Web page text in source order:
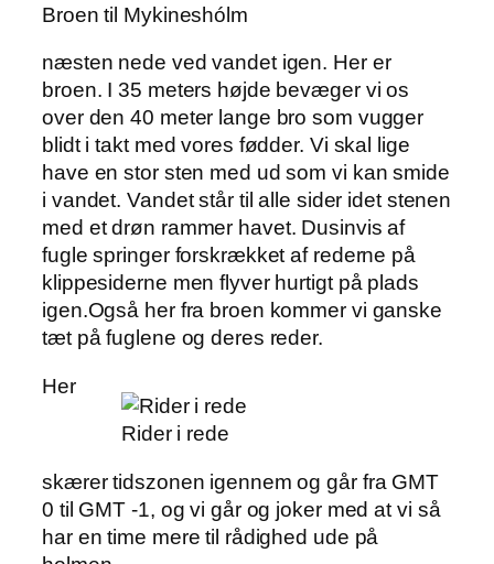
Broen til Mykineshólm
næsten nede ved vandet igen. Her er
broen. I 35 meters højde bevæger vi os
over den 40 meter lange bro som vugger
blidt i takt med vores fødder. Vi skal lige
have en stor sten med ud som vi kan smide
i vandet. Vandet står til alle sider idet stenen
med et drøn rammer havet. Dusinvis af
fugle springer forskrækket af rederne på
klippesiderne men flyver hurtigt på plads
igen.Også her fra broen kommer vi ganske
tæt på fuglene og deres reder.
Rider i rede
Her
skærer tidszonen igennem og går fra GMT
0 til GMT -1, og vi går og joker med at vi så
har en time mere til rådighed ude på